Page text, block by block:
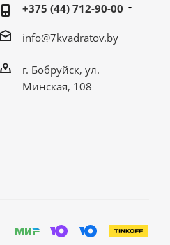
+375 (44) 712-90-00
info@7kvadratov.by
г. Бобруйск, ул.
Минская, 108